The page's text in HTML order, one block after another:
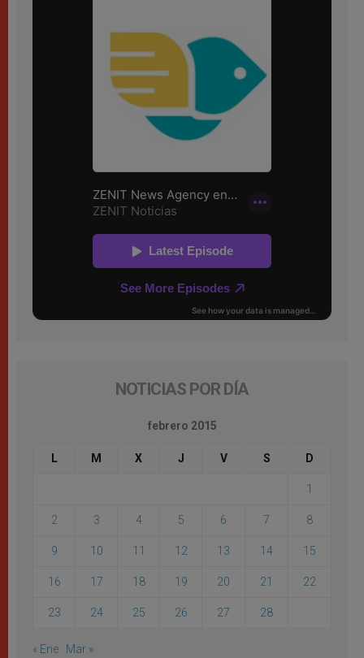
NOTICIAS POR DÍA
febrero 2015
L M X J V S D
1
2 3 4 5 6 7 8
9 10 11 12 13 14 15
16 17 18 19 20 21 22
23 24 25 26 27 28
« Ene Mar »